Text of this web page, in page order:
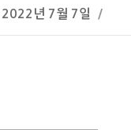
작
성
2022년 7월 7일